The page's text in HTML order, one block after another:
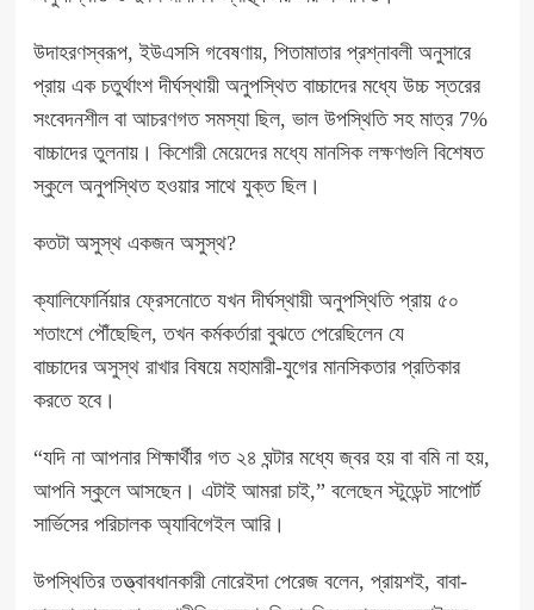
উদাহরণস্বরূপ, ইউএসসি গবেষণায়, পিতামাতার প্রশ্নাবলী অনুসারে
প্রায় এক চতুর্থাংশ দীর্ঘস্থায়ী অনুপস্থিত বাচ্চাদের মধ্যে উচ্চ স্তরের
সংবেদনশীল বা আচরণগত সমস্যা ছিল, ভাল উপস্থিতি সহ মাত্র 7%
বাচ্চাদের তুলনায়। কিশোরী মেয়েদের মধ্যে মানসিক লক্ষণগুলিবিশেষত
স্কুলে অনুপস্থিত হওয়ার সাথে যুক্ত ছিল।
কতটা অসুস্থ একজন অসুস্থ?
ক্যালিফোর্নিয়ার ফ্রেসনোতে যখন দীর্ঘস্থায়ী অনুপস্থিতি প্রায় ৫০
শতাংশে পৌঁছেছিল, তখন কর্মকর্তারা বুঝতে পেরেছিলেন যে
বাচ্চাদের অসুস্থ রাখারবিষয়ে মহামারী-যুগের মানসিকতার প্রতিকার
করতে হবে।
“যদি না আপনার শিক্ষার্থীর গত ২৪ ঘন্টার মধ্যে জ্বর হয় বা বমি না হয়,
আপনি স্কুলে আসছেন। এটাই আমরা চাই,” বলেছেন স্টুডেন্ট সাপোর্ট
সার্ভিসের পরিচালক অ্যাবিগেইল আরি।
উপস্থিতির তত্ত্বাবধানকারী নোরেইদা পেরেজ বলেন, প্রায়শই, বাবা-